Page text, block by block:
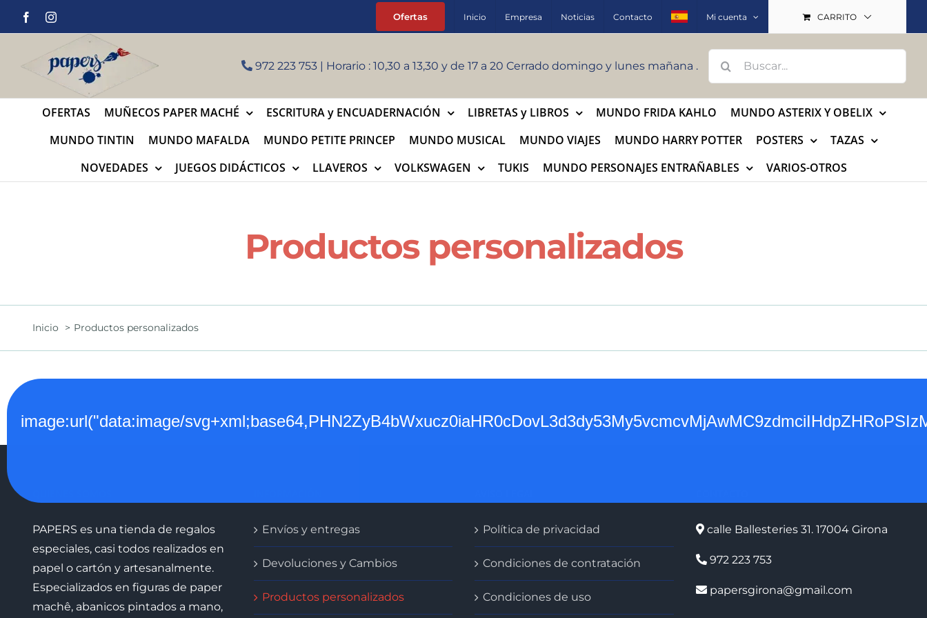
Saltar
FacebookInstagram Ofertas Inicio Empresa Noticias Contacto Mi cuenta CARRITO
972 223 753 | Horario : 10,30 a 13,30 y de 17 a 20 Cerrado domingo y lunes mañana .
OFERTAS MUÑECOS PAPER MACHÉ ESCRITURA y ENCUADERNACIÓN LIBRETAS y LIBROS MUNDO FRIDA KAHLO
MUNDO ASTERIX Y OBELIX
MUNDO TINTIN
MUNDO MAFALDA MUNDO PETITE PRINCEP MUNDO MUSICAL MUNDO VIAJES MUNDO HARRY POTTER POSTERS
TAZAS
NOVEDADES
JUEGOS DIDÁCTICOS LLAVEROS VOLKSWAGEN TUKIS MUNDO PERSONAJES ENTRAÑABLES VARIOS-OTROS
Productos personalizados
Inicio Productos personalizados
PAPERS es una tienda de regalos
especiales, casi todos realizados en
papel o cartón y artesanalmente.
Especializados en figuras de paper
machê, abanicos pintados a mano,
Envíos y entregas
Devoluciones y Cambios
Productos personalizados
Política de privacidad
Condiciones de contratación
Condiciones de uso
calle Ballesteries 31. 17004 Girona
972 223 753
papersgirona@gmail.com
image:url("data:image/